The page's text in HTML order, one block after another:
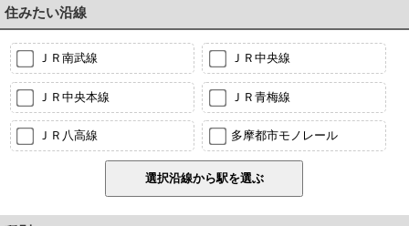
住みたい沿線
ＪＲ南武線 ＪＲ中央線
ＪＲ中央本線 ＪＲ青梅線
ＪＲ八高線 多摩都市モノレール